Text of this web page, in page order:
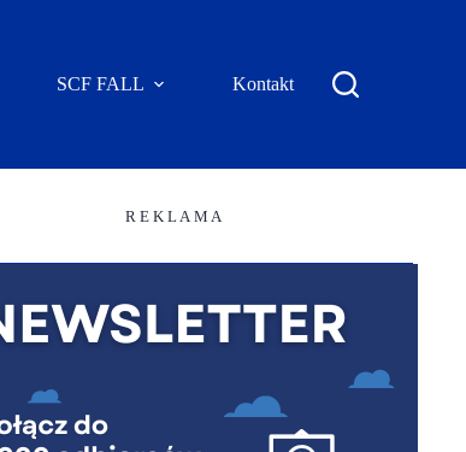
SCF FALL Kontakt
R E K L A M A